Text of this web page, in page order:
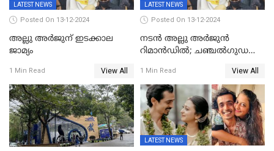
LATEST NEWS
Posted On 13-12-2024
അല്ലു അർജുന് ഇടക്കാല
ജാമ്യം
1 Min Read View All
LATEST NEWS
Posted On 13-12-2024
നടൻ അല്ലു അർജുൻ
റിമാൻഡിൽ; ചഞ്ചൽഗുഡ
1 Min Read View All
LATEST NEWS